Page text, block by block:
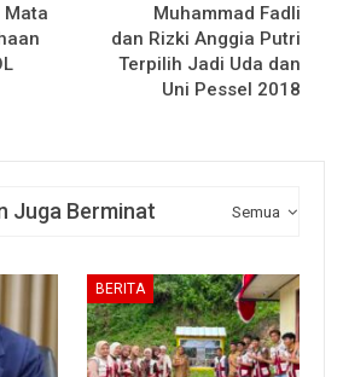
Mata
Muhammad Fadli
dan Rizki Anggia Putri
Terpilih Jadi Uda dan
Uni Pessel 2018
Semua
Juga Berminat
BERITA